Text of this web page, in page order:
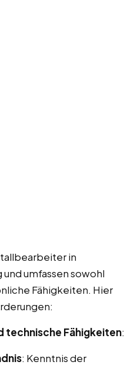
in
umfassen sowohl
Fähigkeiten. Hier
technische Fähigkeiten:
: Kenntnis der